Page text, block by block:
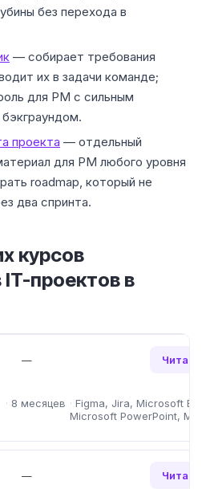
курсов
проектов в
8 месяцев
Figma, Jira, Microsoft
Microsoft PowerPoint, Miro
— Читать
— Читать
без перехода в
— собирает требования
их в задачи команде;
для PM с сильным
проекта — отдельный
для PM любого уровня
roadmap, который не
два спринта.